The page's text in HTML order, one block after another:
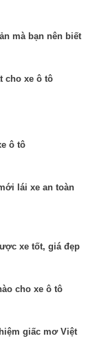
mà bạn nên biết
cho xe ô tô
ô tô
lái xe an toàn
xe tốt, giá đẹp
cho xe ô tô
giấc mơ Việt